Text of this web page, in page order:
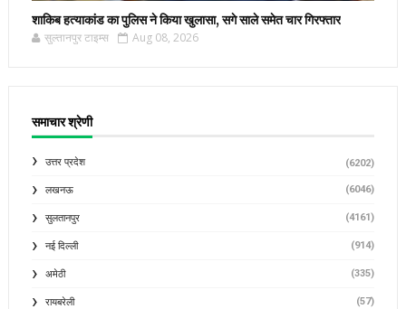
शाकिब हत्याकांड का पुलिस ने किया खुलासा, सगे साले समेत चार गिरफ्तार
सुल्तानपुर टाइम्स Aug 08, 2026
समाचार श्रेणी
उत्तर प्रदेश (6202)
लखनऊ (6046)
सुलतानपुर (4161)
नई दिल्ली (914)
अमेठी (335)
रायबरेली (57)